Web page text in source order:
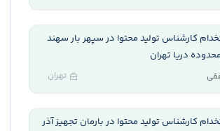
کارشناس تولید محتوا در سپهر بار سهند
دریا تهران
تهران
کارشناس تولید محتوا در بارمان تجهیز آذر